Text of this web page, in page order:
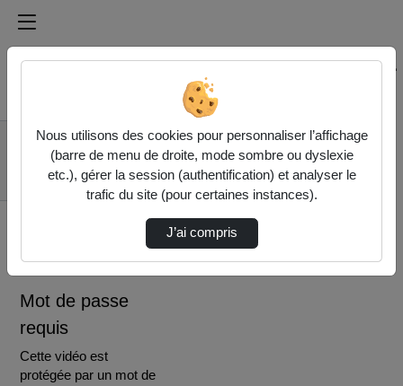
Médiathèque de l'université Paris
Rechercher un média sur Médiathèque de l'université
Accueil
Vidéos
Offre de formation,
rythmes de travail et
Mot de passe
requis
Cette vidéo est
protégée par un mot de
Nous utilisons des cookies pour personnaliser l’affichage
(barre de menu de droite, mode sombre ou dyslexie
etc.), gérer la session (authentification) et analyser le
trafic du site (pour certaines instances).
J’ai compris